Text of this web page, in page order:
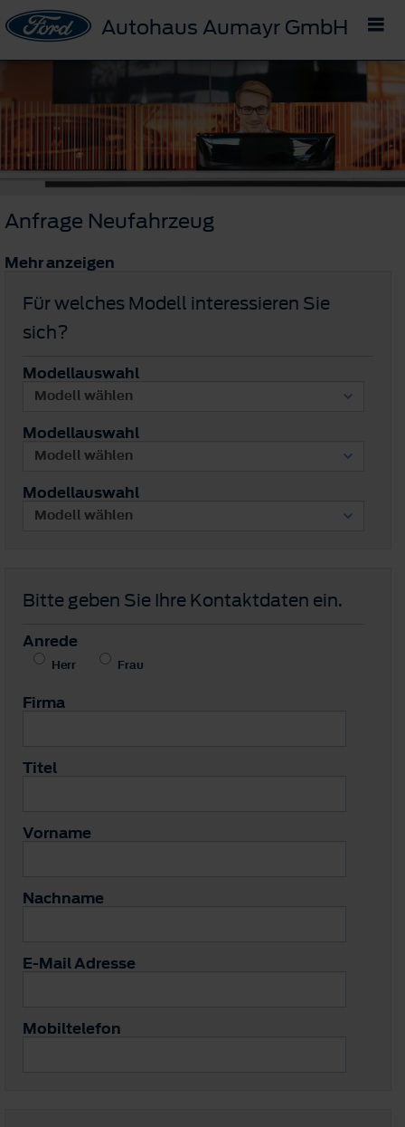
Autohaus Aumayr GmbH
Anfrage Neufahrzeug
Mehr anzeigen
Für welches Modell interessieren Sie
sich?
Modellauswahl
Modellauswahl
Modellauswahl
Bitte geben Sie Ihre Kontaktdaten ein.
Anrede
Herr Frau
Firma
Titel
Vorname
Nachname
E-Mail Adresse
Mobiltelefon